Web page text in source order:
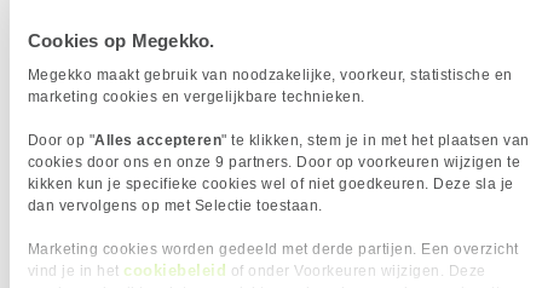
Cookies op Megekko.
Megekko maakt gebruik van noodzakelijke, voorkeur, statistische en
marketing cookies en vergelijkbare technieken.
Door op "Alles accepteren" te klikken, stem je in met het plaatsen van
cookies door ons en onze 9 partners. Door op voorkeuren wijzigen te
kikken kun je specifieke cookies wel of niet goedkeuren. Deze sla je
dan vervolgens op met Selectie toestaan.
Marketing cookies worden gedeeld met derde partijen. Een overzicht
vind je in het cookiebeleid of onder Voorkeuren wijzigen. Deze
EAN
Vendorcode
1159490936
Diepte (mm)
Gewicht (g)
960
Hoogte (mm)
50
Kabellengte (m)
3, 0
Kleur
Antraciet
PRODUKT-EIGENSCHAPPEN KABEL
typ-f-stecker
3,95
ACT 2 meter 4K@240Hz. 8K@60Hz
of 10K@30Hz DisplayPort 2.1 kabel.
ACT 3 meter HDMI 8K Ultra High
Speed kabel v2.1 HDMI-A male -